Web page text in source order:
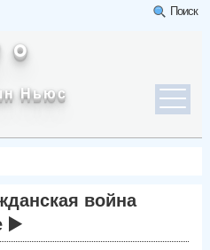
Поиск
Ньюс
война
▶️